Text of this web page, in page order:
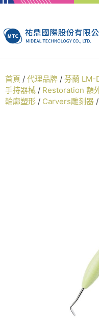
首頁 / 代理品牌 / 芬蘭 LM-
手持器械 / Restoration 額
輪廓塑形 / Carvers雕刻器